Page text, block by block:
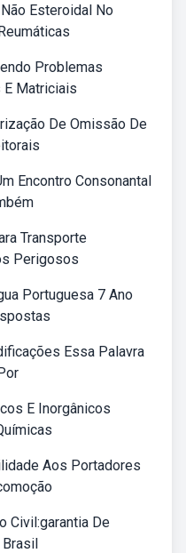
Esteroidal No
Problemas
Matriciais
De Omissão De
Encontro Consonantal
Transporte
Perigosos
Portuguesa 7 Ano
Essa Palavra
E Inorgânicos
Aos Portadores
Civil:garantia De
Brasil